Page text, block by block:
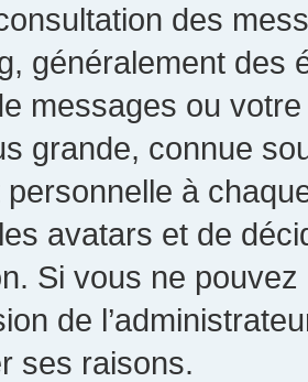
des
généralement des
messages ou
grande, connue
à
avatars et de
Si vous ne pouvez
de
ses raisons.